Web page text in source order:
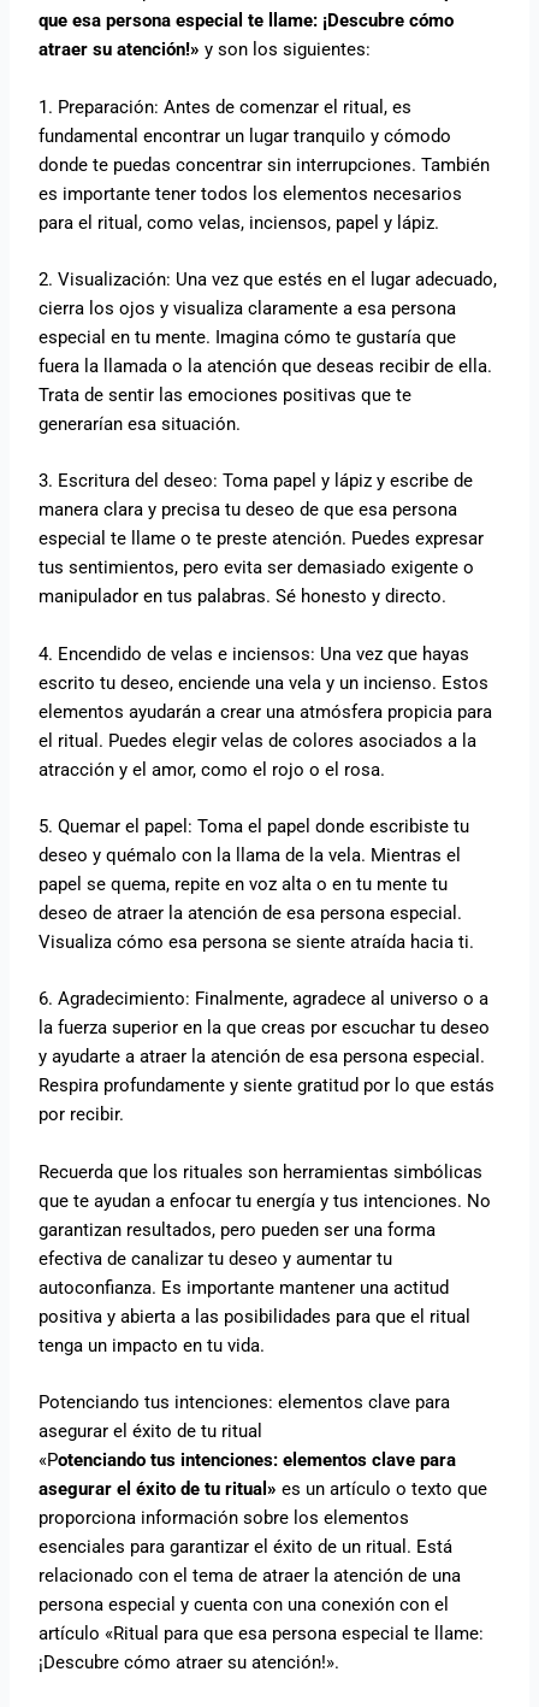
que esa persona especial te llame: ¡Descubre cómo
atraer su atención!» y son los siguientes:
1. Preparación: Antes de comenzar el ritual, es
fundamental encontrar un lugar tranquilo y cómodo
donde te puedas concentrar sin interrupciones. También
es importante tener todos los elementos necesarios
para el ritual, como velas, inciensos, papel y lápiz.
2. Visualización: Una vez que estés en el lugar adecuado,
cierra los ojos y visualiza claramente a esa persona
especial en tu mente. Imagina cómo te gustaría que
fuera la llamada o la atención que deseas recibir de ella.
Trata de sentir las emociones positivas que te
generarían esa situación.
3. Escritura del deseo: Toma papel y lápiz y escribe de
manera clara y precisa tu deseo de que esa persona
especial te llame o te preste atención. Puedes expresar
tus sentimientos, pero evita ser demasiado exigente o
manipulador en tus palabras. Sé honesto y directo.
4. Encendido de velas e inciensos: Una vez que hayas
escrito tu deseo, enciende una vela y un incienso. Estos
elementos ayudarán a crear una atmósfera propicia para
el ritual. Puedes elegir velas de colores asociados a la
atracción y el amor, como el rojo o el rosa.
5. Quemar el papel: Toma el papel donde escribiste tu
deseo y quémalo con la llama de la vela. Mientras el
papel se quema, repite en voz alta o en tu mente tu
deseo de atraer la atención de esa persona especial.
Visualiza cómo esa persona se siente atraída hacia ti.
6. Agradecimiento: Finalmente, agradece al universo o a
la fuerza superior en la que creas por escuchar tu deseo
y ayudarte a atraer la atención de esa persona especial.
Respira profundamente y siente gratitud por lo que estás
por recibir.
Recuerda que los rituales son herramientas simbólicas
que te ayudan a enfocar tu energía y tus intenciones. No
garantizan resultados, pero pueden ser una forma
efectiva de canalizar tu deseo y aumentar tu
autoconfianza. Es importante mantener una actitud
positiva y abierta a las posibilidades para que el ritual
tenga un impacto en tu vida.
Potenciando tus intenciones: elementos clave para
asegurar el éxito de tu ritual
«Potenciando tus intenciones: elementos clave para
asegurar el éxito de tu ritual» es un artículo o texto que
proporciona información sobre los elementos
esenciales para garantizar el éxito de un ritual. Está
relacionado con el tema de atraer la atención de una
persona especial y cuenta con una conexión con el
artículo «Ritual para que esa persona especial te llame:
¡Descubre cómo atraer su atención!».